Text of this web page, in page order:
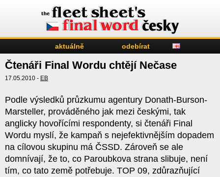
aktuálně odebírat
Čtenáři Final Wordu chtějí Nečase
17.05.2010 - EB
Podle výsledků průzkumu agentury Donath-Burson-
Marsteller, prováděného jak mezi českými, tak
anglicky hovořícími respondenty, si čtenáři Final
Wordu myslí, že kampaň s nejefektivnějším dopadem
na cílovou skupinu má ČSSD. Zároveň se ale
domnívají, že to, co Paroubkova strana slibuje, není
tím, co tato země potřebuje. TOP 09, zdůrazňující